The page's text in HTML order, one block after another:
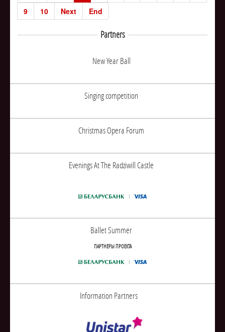
9
10 Next End
Partners
New Year Ball
Singing competition
Christmas Opera Forum
Evenings At The Radziwill Castle
Ballet Summer
ПАРТНЕРЫ ПРОЕКТА
Information Partners